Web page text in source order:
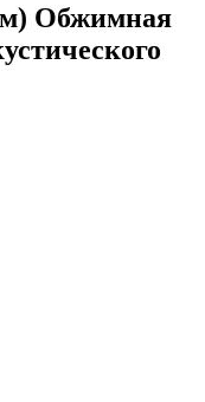
Обжимная